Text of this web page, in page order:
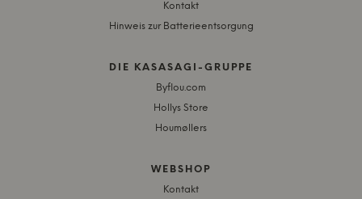
Kontakt
Hinweis zur Batterieentsorgung
DIE KASASAGI-GRUPPE
Byflou.com
Hollys Store
Houmøllers
WEBSHOP
Kontakt